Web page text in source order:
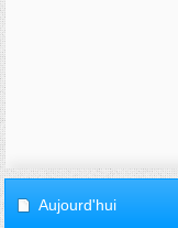
Aujourd'hui